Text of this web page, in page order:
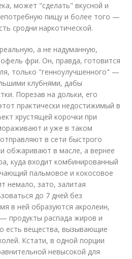
может "сделать" вкусной и
пищу и более того —
сродни наркотической.
а не надуманную,
фри. Он, правда, готовится
только "генноулучшенного" —
клубнями, дабы
Порезав на дольки, его
практически недостижимый в
хрустящей корочки при
и уже в таком
в сети быстрого
обжаривают в масле, а вернее
куда входит комбинированный
пальмовое и кокосовое
немало, зато, залитая
до 7 дней без
в ней образуются акролеин,
продукты распада жиров и
есть вещества, вызывающие
Кстати, в одной порции
невысокой для